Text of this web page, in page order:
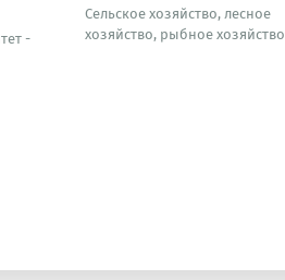
-
Сельское хозяйство, лесное
хозяйство, рыбное хозяйство